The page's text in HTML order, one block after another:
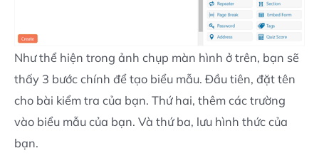
Như thể hiện trong ảnh chụp màn hình ở trên, bạn sẽ
thấy 3 bước chính để tạo biểu mẫu. Đầu tiên, đặt tên
cho bài kiểm tra của bạn. Thứ hai, thêm các trường
vào biểu mẫu của bạn. Và thứ ba, lưu hình thức của
bạn.